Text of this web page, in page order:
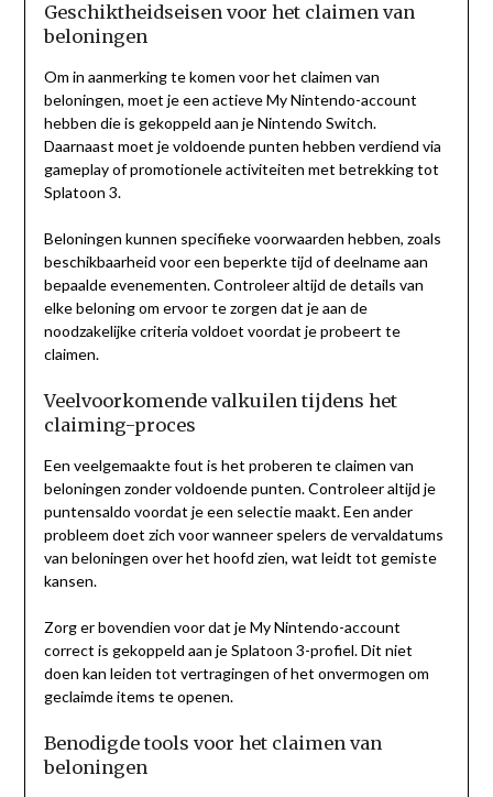
Geschiktheidseisen voor het claimen van
beloningen
Om in aanmerking te komen voor het claimen van
beloningen, moet je een actieve My Nintendo-account
hebben die is gekoppeld aan je Nintendo Switch.
Daarnaast moet je voldoende punten hebben verdiend via
gameplay of promotionele activiteiten met betrekking tot
Splatoon 3.
Beloningen kunnen specifieke voorwaarden hebben, zoals
beschikbaarheid voor een beperkte tijd of deelname aan
bepaalde evenementen. Controleer altijd de details van
elke beloning om ervoor te zorgen dat je aan de
noodzakelijke criteria voldoet voordat je probeert te
claimen.
Veelvoorkomende valkuilen tijdens het
claiming-proces
Een veelgemaakte fout is het proberen te claimen van
beloningen zonder voldoende punten. Controleer altijd je
puntensaldo voordat je een selectie maakt. Een ander
probleem doet zich voor wanneer spelers de vervaldatums
van beloningen over het hoofd zien, wat leidt tot gemiste
kansen.
Zorg er bovendien voor dat je My Nintendo-account
correct is gekoppeld aan je Splatoon 3-profiel. Dit niet
doen kan leiden tot vertragingen of het onvermogen om
geclaimde items te openen.
Benodigde tools voor het claimen van
beloningen